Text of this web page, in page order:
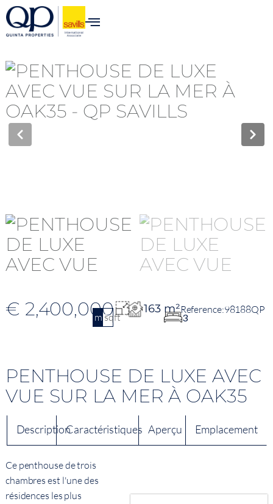
€ 2,400,000
m2sqft
163 m²
3
98188QP
PENTHOUSE DE LUXE AVEC
VUE SUR LA MER À OAK35
DescriptionCaractéristiques Aperçu Emplacement
Ce penthouse de trois
chambres est l'une des
résidences les plus